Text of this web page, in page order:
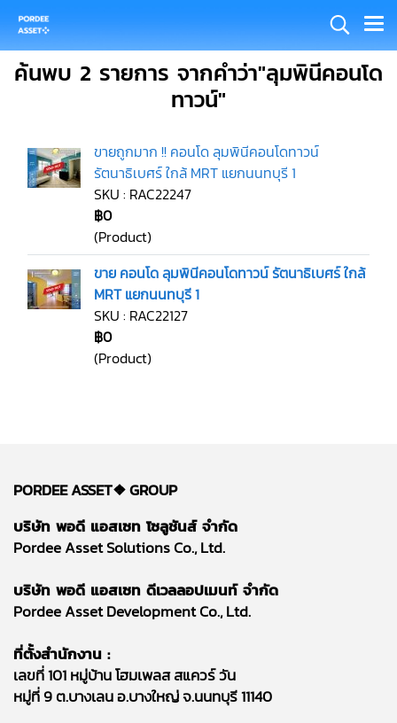
ค้นพบ 2 รายการ จากคำว่า"ลุมพินีคอนโด
ทาวน์"
ขายถูกมาก !! คอนโด ลุมพินีคอนโดทาวน์
รัตนาธิเบศร์ ใกล้ MRT แยกนนทบุรี 1
SKU : RAC22247
฿0
(Product)
ขาย คอนโด ลุมพินีคอนโดทาวน์ รัตนาธิเบศร์ ใกล้
MRT แยกนนทบุรี 1
SKU : RAC22127
฿0
(Product)
PORDEE ASSET❖GROUP
บริษัท พอดี แอสเซท โซลูชันส์ จำกัด
Pordee Asset Solutions Co., Ltd.
บริษัท พอดี แอสเซท ดีเวลลอปเมนท์ จำกัด
Pordee Asset Development Co., Ltd.
ที่ตั้งสำนักงาน :
เลขที่ 101 หมู่บ้าน โฮมเพลส สแควร์ วัน
หมู่ที่ 9 ต.บางเลน อ.บางใหญ่ จ.นนทบุรี 11140